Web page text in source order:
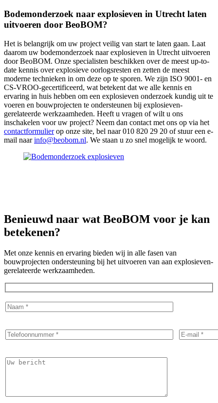
Bodemonderzoek naar explosieven in Utrecht laten
uitvoeren door BeoBOM?
Het is belangrijk om uw project veilig van start te laten gaan. Laat
daarom uw bodemonderzoek naar explosieven in Utrecht uitvoeren
door BeoBOM. Onze specialisten beschikken over de meest up-to-
date kennis over explosieve oorlogsresten en zetten de meest
moderne technieken in om deze op te sporen. We zijn ISO 9001- en
CS-VROO-gecertificeerd, wat betekent dat we alle kennis en
ervaring in huis hebben om een explosieven onderzoek kundig uit te
voeren en bouwprojecten te ondersteunen bij explosieven-
gerelateerde werkzaamheden. Heeft u vragen of wilt u ons
inschakelen voor uw project? Neem dan contact met ons op via het
contactformulierop onze site, bel naar 010 820 29 20 of stuur een e-
mail naarinfo@beobom.nl. We staan u zo snel mogelijk te woord.
Benieuwd naar wat BeoBOM voor je kan
betekenen?
Met onze kennis en ervaring bieden wij in alle fasen van
bouwprojecten ondersteuning bij het uitvoeren van aan explosieven-
gerelateerde werkzaamheden.